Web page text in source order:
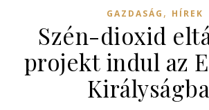
GAZDASÁG , HÍREK
Szén-dioxid
projekt indul az